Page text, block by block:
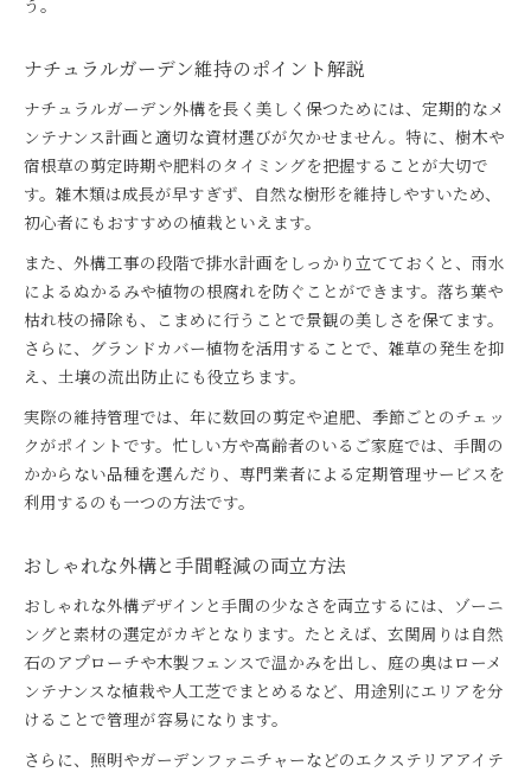
う。
ナチュラルガーデン維持のポイント解説
ナチュラルガーデン外構を長く美しく保つためには、定期的なメ
ンテナンス計画と適切な資材選びが欠かせません。特に、樹木や
宿根草の剪定時期や肥料のタイミングを把握することが大切で
す。雑木類は成長が早すぎず、自然な樹形を維持しやすいため、
初心者にもおすすめの植栽といえます。
また、外構工事の段階で排水計画をしっかり立てておくと、雨水
によるぬかるみや植物の根腐れを防ぐことができます。落ち葉や
枯れ枝の掃除も、こまめに行うことで景観の美しさを保てます。
さらに、グランドカバー植物を活用することで、雑草の発生を抑
え、土壌の流出防止にも役立ちます。
実際の維持管理では、年に数回の剪定や追肥、季節ごとのチェッ
クがポイントです。忙しい方や高齢者のいるご家庭では、手間の
かからない品種を選んだり、専門業者による定期管理サービスを
利用するのも一つの方法です。
おしゃれな外構と手間軽減の両立方法
おしゃれな外構デザインと手間の少なさを両立するには、ゾーニ
ングと素材の選定がカギとなります。たとえば、玄関周りは自然
石のアプローチや木製フェンスで温かみを出し、庭の奥はローメ
ンテナンスな植栽や人工芝でまとめるなど、用途別にエリアを分
けることで管理が容易になります。
さらに、照明やガーデンファニチャーなどのエクステリアアイテ